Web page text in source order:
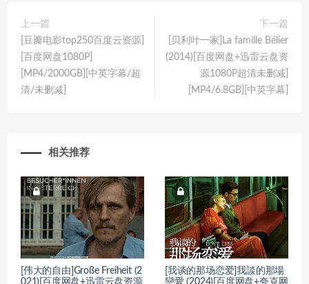
上一篇
[豆瓣电影top250百度云资源]
[百度网盘1080P]
[MP4/2000GB][中英字幕/超
清/未删减]
下一篇
[贝利叶一家]La famille Bélier
(2014)[百度网盘+迅雷云盘资
源1080P超清未删减]
[MP4/6.8GB][中英字幕]
相关推荐
[伟大的自由]Große Freiheit (2
[我谈的那场恋爱]我談的那場